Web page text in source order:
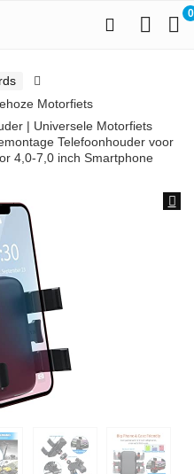
0
Motorfiets
| Universele Motorfiets
Telefoonhouder voor
4,0-7,0 inch Smartphone